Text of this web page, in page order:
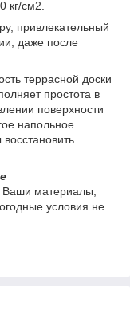
кг/см2.
привлекательный
даже после
террасной доски
простота в
поверхности
напольное
Ваши материалы,
условия не